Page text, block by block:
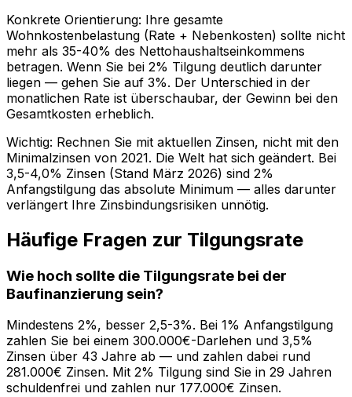
Konkrete Orientierung: Ihre gesamte
Wohnkostenbelastung (Rate + Nebenkosten) sollte nicht
mehr als 35-40% des Nettohaushaltseinkommens
betragen. Wenn Sie bei 2% Tilgung deutlich darunter
liegen — gehen Sie auf 3%. Der Unterschied in der
monatlichen Rate ist überschaubar, der Gewinn bei den
Gesamtkosten erheblich.
Wichtig: Rechnen Sie mit aktuellen Zinsen, nicht mit den
Minimalzinsen von 2021. Die Welt hat sich geändert. Bei
3,5-4,0% Zinsen (Stand März 2026) sind 2%
Anfangstilgung das absolute Minimum — alles darunter
verlängert Ihre Zinsbindungsrisiken unnötig.
Häufige Fragen zur Tilgungsrate
Wie hoch sollte die Tilgungsrate bei der
Baufinanzierung sein?
Mindestens 2%, besser 2,5-3%. Bei 1% Anfangstilgung
zahlen Sie bei einem 300.000€-Darlehen und 3,5%
Zinsen über 43 Jahre ab — und zahlen dabei rund
281.000€ Zinsen. Mit 2% Tilgung sind Sie in 29 Jahren
schuldenfrei und zahlen nur 177.000€ Zinsen.